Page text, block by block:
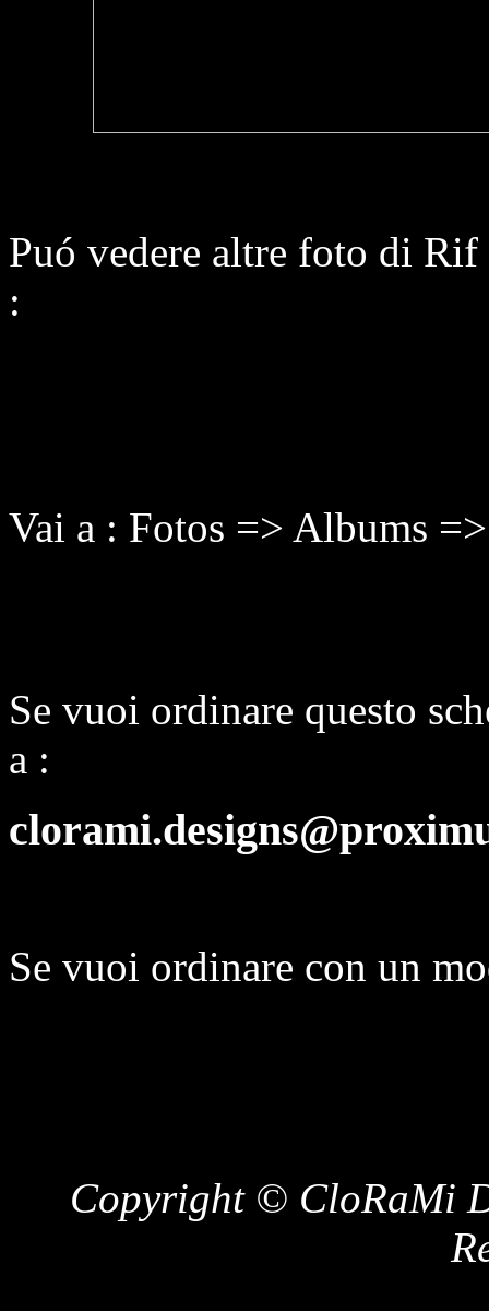
Puó vedere altre foto di Rif
:
Vai a : Fotos => Albums
Se vuoi ordinare questo
a :
Se vuoi ordinare con un
Copyright © CloRaMi